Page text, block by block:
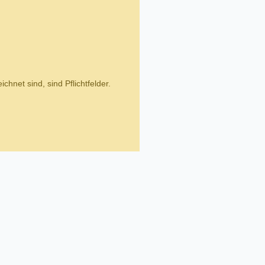
sind, sind Pflichtfelder.